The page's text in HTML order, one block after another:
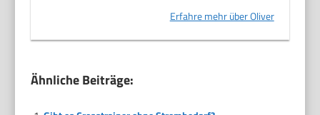
Erfahre mehr über Oliver
Ähnliche Beiträge: